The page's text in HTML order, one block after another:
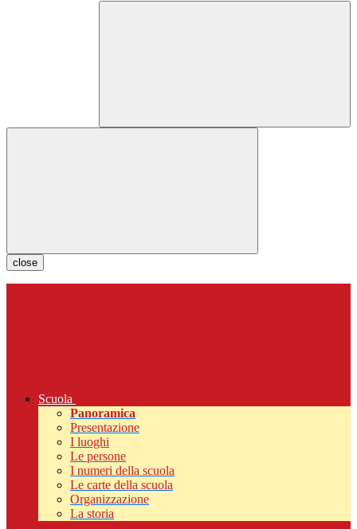
close
Scuola
Panoramica
Presentazione
I luoghi
Le persone
I numeri della scuola
Le carte della scuola
Organizzazione
La storia